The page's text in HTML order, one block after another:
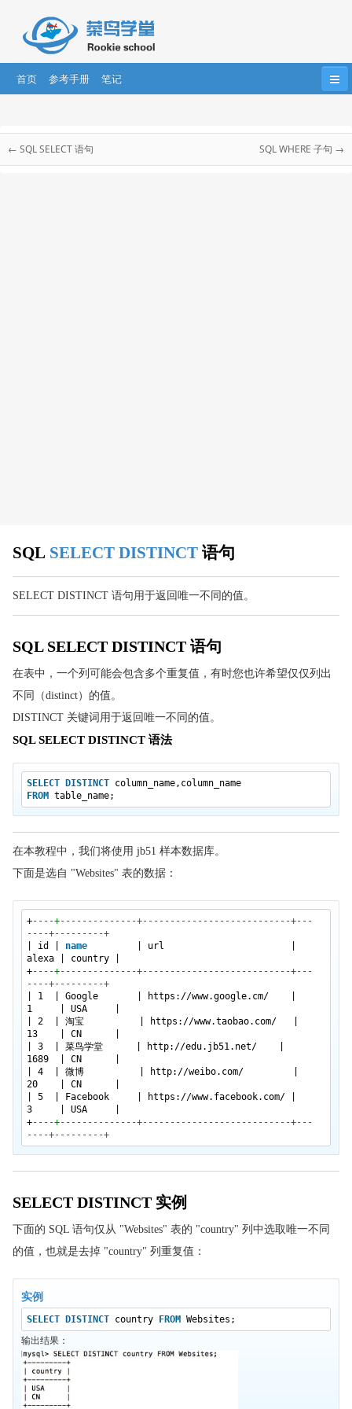
首页 参考手册 笔记
Bootstrap jQuery
SQL 教程
SQL IN
SQL BETWEEN
SQL 别名
SQL INNER JOIN
SQL LEFT JOIN
SQL RIGHT JOIN
SQL FULL OUTER JOIN
SQL UNION
SQL SELECT INTO
SQL INSERT INTO SELECT
SQL CREATE DATABASE
SQL CREATE TABLE
SQL 约束
SQL NOT NULL
SQL UNIQUE
SQL FOREIGN KEY
SQL CHECK
SQL DEFAULT
SQL CREATE INDEX
SQL DROP
SQL ALTER TABLE
SQL AUTO INCREMENT
SQL 视图
SQL 日期
SQL NULL 值
SQL NULL 函数
SQL 通用数据类型
SQL DB 数据类型
SQL 函数
SQL COUNT() 函数
SQL LAST() 函数
SQL MAX() 函数
SQL MIN()函数
SQL SUM() 函数
SQL GROUP BY 语句
← SQL SELECT 语句 SQL WHERE 子句 →
SQL SELECT DISTINCT 语句
SELECT DISTINCT 语句用于返回唯一不同的值。
SQL SELECT DISTINCT 语句
在表中，一个列可能会包含多个重复值，有时您也许希望仅仅列出
不同（distinct）的值。
DISTINCT 关键词用于返回唯一不同的值。
SQL SELECT DISTINCT 语法
SELECT DISTINCT column_name,column_name
FROM table_name;
在本教程中，我们将使用 jb51 样本数据库。
下面是选自 "Websites" 表的数据：
+----+--------------+---------------------------+---
----+---------+
| id | name
| url |
alexa | country |
+----+--------------+---------------------------+---
----+---------+
| 1 | Google |
https://www.google.cm/
1 | USA |
| 2 | 淘宝 |
https://www.taobao.com/
13 | CN |
| 3 | 菜鸟学堂 |
http://edu.jb51.net/
1689 | CN |
| 4 | 微博 |
http://weibo.com/
20 | CN |
| 5 | Facebook |
https://www.facebook.com/
3 | USA |
+----+--------------+---------------------------+---
----+---------+
SELECT DISTINCT 实例
下面的 SQL 语句仅从 "Websites" 表的 "country" 列中选取唯一不同
的值，也就是去掉 "country" 列重复值：
实例
SELECT DISTINCT country FROM Websites;
输出结果：